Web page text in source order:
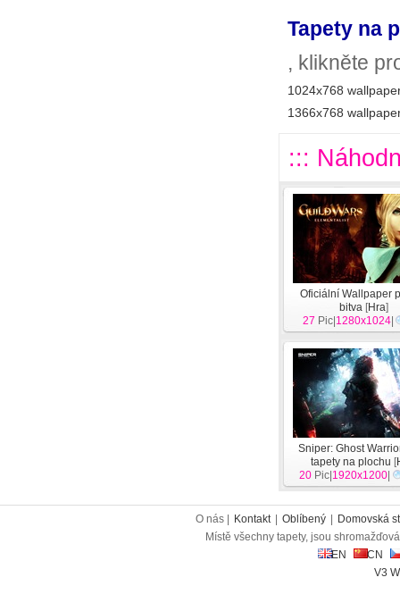
Tapety na
, klikněte
1024x768
1366x768
:::
Oficiální Wallpaper
bitva [Hra]
27 Pic| 1280x1024
Sniper: Ghost
tapety na plochu [
20 Pic| 1920x1200
O nás | Kontakt Oblíbený
Domovská
Místě všechny tapety, jsou
EN
CN
V3